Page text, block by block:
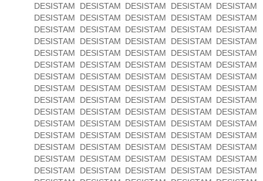
DESISTAM DESISTAM DESISTAM DESISTAM DESISTAM
DESISTAM DESISTAM DESISTAM DESISTAM DESISTAM
DESISTAM DESISTAM DESISTAM DESISTAM DESISTAM
DESISTAM DESISTAM DESISTAM DESISTAM DESISTAM
DESISTAM DESISTAM DESISTAM DESISTAM DESISTAM
DESISTAM DESISTAM DESISTAM DESISTAM DESISTAM
DESISTAM DESISTAM DESISTAM DESISTAM DESISTAM
DESISTAM DESISTAM DESISTAM DESISTAM DESISTAM
DESISTAM DESISTAM DESISTAM DESISTAM DESISTAM
DESISTAM DESISTAM DESISTAM DESISTAM DESISTAM
DESISTAM DESISTAM DESISTAM DESISTAM DESISTAM
DESISTAM DESISTAM DESISTAM DESISTAM DESISTAM
DESISTAM DESISTAM DESISTAM DESISTAM DESISTAM
DESISTAM DESISTAM DESISTAM DESISTAM DESISTAM
DESISTAM DESISTAM DESISTAM DESISTAM DESISTAM